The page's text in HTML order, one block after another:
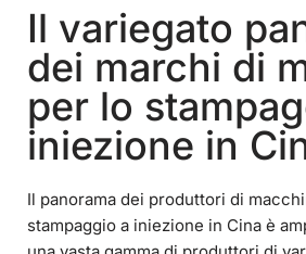
Il variegato
dei marchi di
per lo
iniezione in
Il panorama dei produttori di
stampaggio a iniezione in Cina è